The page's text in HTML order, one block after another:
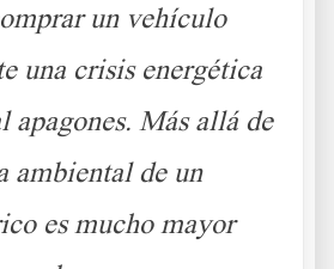
un vehículo
una crisis energética
apagones. Más allá de
ambiental de un
es mucho mayor